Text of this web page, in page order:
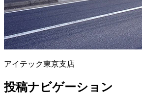
アイテック東京支店
投稿ナビゲーション